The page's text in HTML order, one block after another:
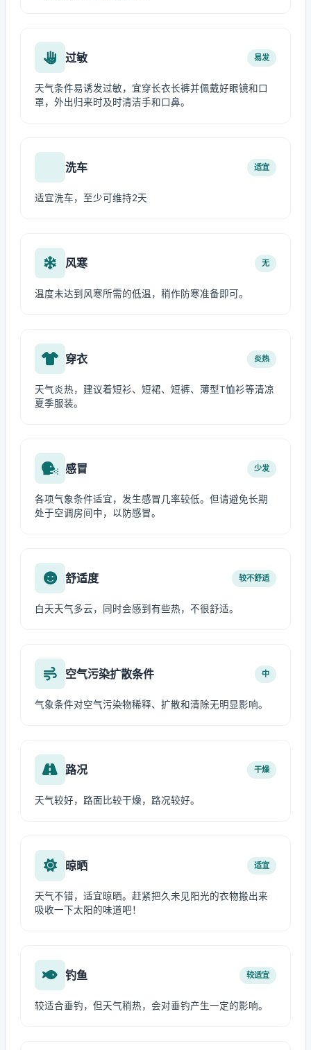
过敏 易发
天气条件易诱发过敏，宜穿长衣长裤并佩戴好眼镜和口
罩，外出归来时及时清洁手和口鼻。
洗车 适宜
适宜洗车，至少可维持2天
风寒 无
温度未达到风寒所需的低温，稍作防寒准备即可。
穿衣 炎热
天气炎热，建议着短衫、短裙、短裤、薄型T恤衫等清凉
夏季服装。
感冒 少发
各项气象条件适宜，发生感冒几率较低。但请避免长期
处于空调房间中，以防感冒。
舒适度 较不舒适
白天天气多云，同时会感到有些热，不很舒适。
空气污染扩散条件 中
气象条件对空气污染物稀释、扩散和清除无明显影响。
路况 干燥
天气较好，路面比较干燥，路况较好。
晾晒 适宜
天气不错，适宜晾晒。赶紧把久未见阳光的衣物搬出来
吸收一下太阳的味道吧！
钓鱼 较适宜
较适合垂钓，但天气稍热，会对垂钓产生一定的影响。